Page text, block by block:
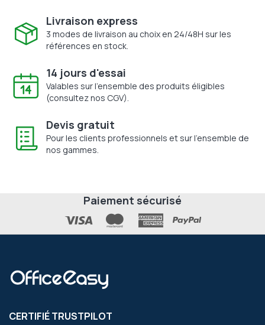
Livraison express
3 modes de livraison au choix en 24/48H sur les
références en stock.
14 jours d'essai
Valables sur l'ensemble des produits éligibles
(consultez nos CGV).
Devis gratuit
Pour les clients professionnels et sur l'ensemble de
nos gammes.
Paiement sécurisé
CERTIFIÉ TRUSTPILOT